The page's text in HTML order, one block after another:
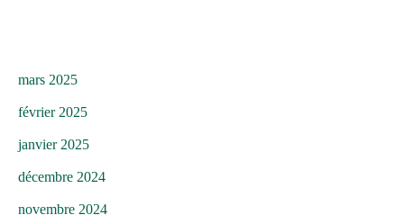
mars 2025
février 2025
janvier 2025
décembre 2024
novembre 2024